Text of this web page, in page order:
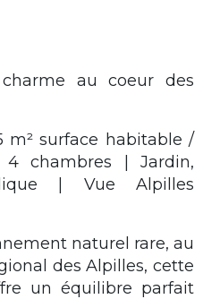
au coeur des
m² surface habitable /
4 chambres | Jardin,
| Vue Alpilles
naturel rare, au
des Alpilles, cette
un équilibre parfait